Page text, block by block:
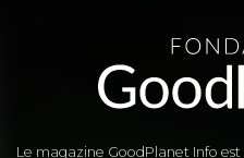
Le magazine GoodPlanet Info